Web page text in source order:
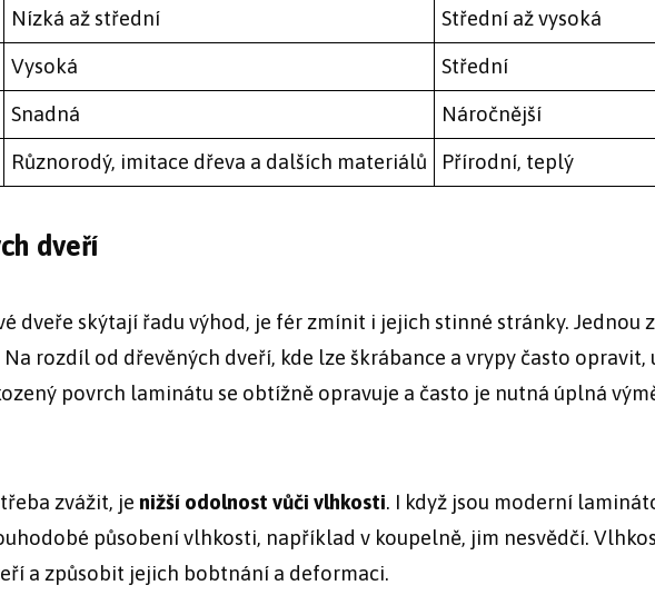
Nízká až střední Střední až vysoká
Vysoká Střední
Snadná Náročnější
Různorodý, imitace dřeva a dalších materiálů Přírodní, teplý
dveří
dveře skýtají řadu výhod, je fér zmínit i jejich stinné stránky. Jednou
Na rozdíl od dřevěných dveří, kde lze škrábance a vrypy často opravit,
povrch laminátu se obtížně opravuje a často je nutná úplná
zvážit, je nižší odolnost vůči vlhkosti. I když jsou moderní
působení vlhkosti, například v koupelně, jim nesvědčí.
a způsobit jejich bobtnání a deformaci.